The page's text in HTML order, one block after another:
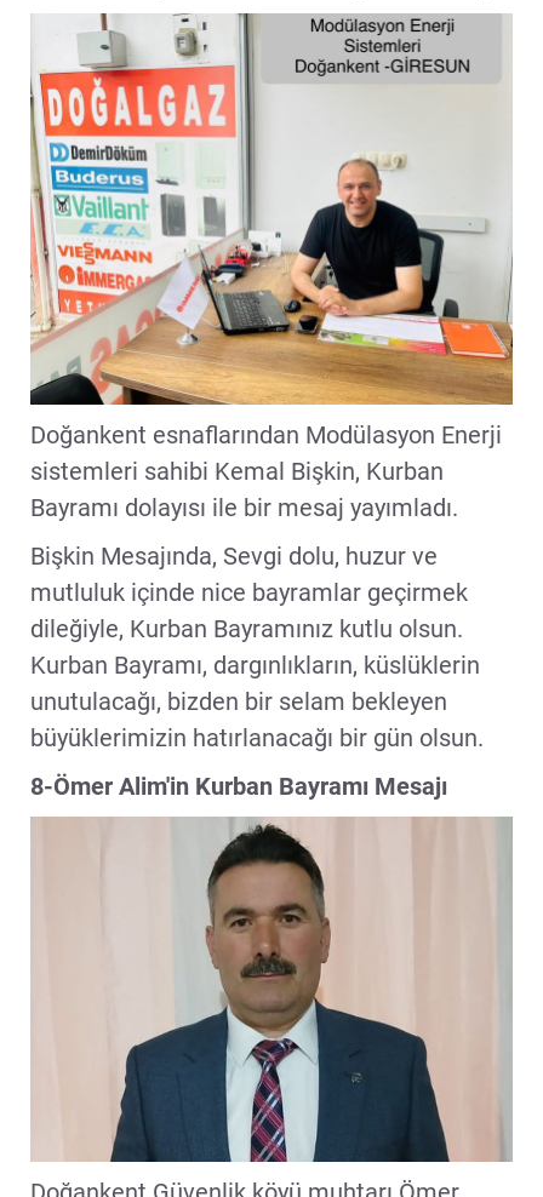
Doğankent esnaflarından Modülasyon Enerji
sistemleri sahibi Kemal Bişkin, Kurban
Bayramı dolayısı ile bir mesaj yayımladı.
Bişkin Mesajında, Sevgi dolu, huzur ve
mutluluk içinde nice bayramlar geçirmek
dileğiyle, Kurban Bayramınız kutlu olsun.
Kurban Bayramı, dargınlıkların, küslüklerin
unutulacağı, bizden bir selam bekleyen
büyüklerimizin hatırlanacağı bir gün olsun.
8-Ömer Alim'in Kurban Bayramı Mesajı